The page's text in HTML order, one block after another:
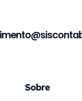
Sobre